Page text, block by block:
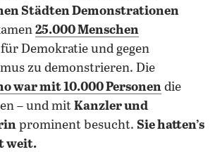
Städten Demonstrationen
25.000 Menschen
Demokratie und gegen
zu demonstrieren. Die
war mit 10.000 Personen die
– und mit Kanzler und
prominent besucht. Sie hatten’s
weit.